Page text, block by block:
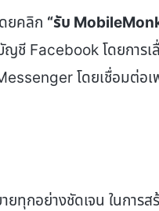
ยคลิก “รับ
ชี Facebook โดยการ
โดยเชื่อมต่อ
ทุกอย่างชัดเจน ในการ